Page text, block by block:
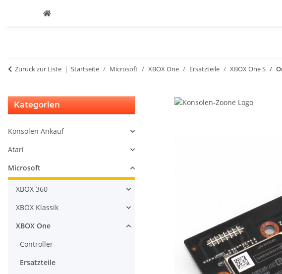
Zurück zur Liste Startseite Microsoft XBOX One Ersatzteile XBOX One S
Kategorien
Konsolen Ankauf
Atari
Microsoft
XBOX 360
XBOX Klassik
XBOX One
Controller
Ersatzteile